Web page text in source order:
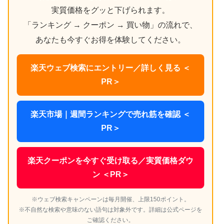
実質価格をグッと下げられます。
「ランキング → クーポン → 買い物」の流れで、
あなたも今すぐお得を体験してください。
楽天ウェブ検索にエントリー／詳しく見る ＜
PR＞
楽天市場｜週間ランキングで売れ筋を確認 ＜
PR＞
楽天クーポンを今すぐ受け取る／実質価格ダウ
ン ＜PR＞
※ウェブ検索キャンペーンは毎月開催、上限150ポイント。
※不自然な検索や意味のない語句は対象外です。詳細は公式ページを
ご確認ください。